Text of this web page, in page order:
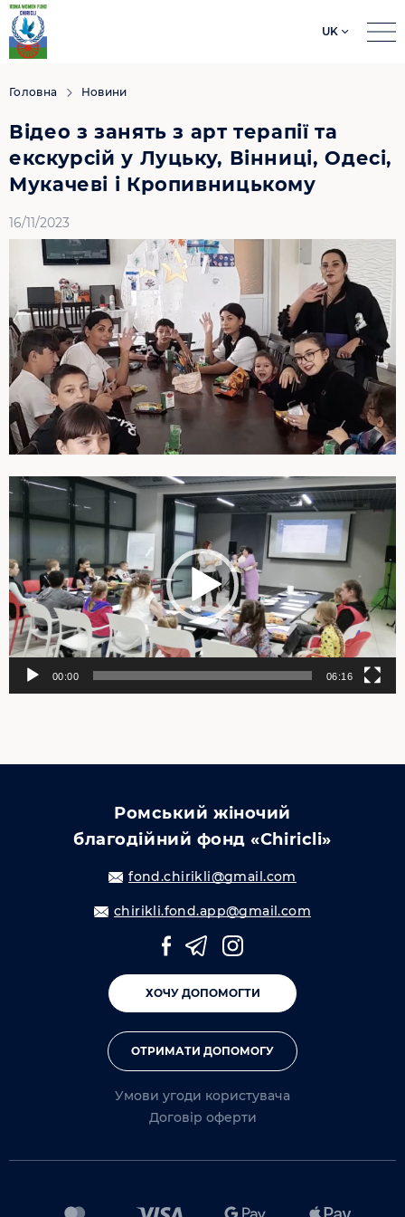
UK
Головна Новини
Відео з занять з арт терапії та
екскурсій у Луцьку, Вінниці, Одесі,
Мукачеві і Кропивницькому
16/11/2023
Відеопрогравач
00:00 06:16
Ромський жіночий
благодійний фонд «Chiricli»
fond.chirikli@gmail.com
chirikli.fond.app@gmail.com
ХОЧУ ДОПОМОГТИ
ОТРИМАТИ ДОПОМОГУ
Умови угоди користувача
Договір оферти